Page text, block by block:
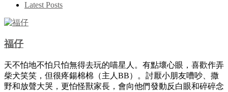
Latest Posts
福仔
天不怕地不怕只怕無得去玩的喵星人。有點壞心眼，喜歡作弄
柴犬笑笑，但很疼鍚棉棉（主人BB）。討厭小朋友嘈吵、撒
野和放聲大哭，更怕怪獸家長，會向他們發動反白眼和碎碎念